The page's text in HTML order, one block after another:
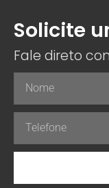
Solicite
Fale direto